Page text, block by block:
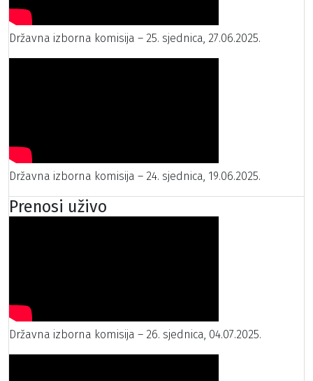
Državna izborna komisija – 25. sjednica, 27.06.2025.
Državna izborna komisija – 24. sjednica, 19.06.2025.
Prenosi uživo
Državna izborna komisija – 26. sjednica, 04.07.2025.